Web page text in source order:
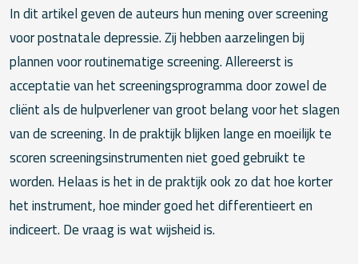
In dit artikel geven de auteurs hun mening over screening
voor postnatale depressie. Zij hebben aarzelingen bij
plannen voor routinematige screening. Allereerst is
acceptatie van het screeningsprogramma door zowel de
cliënt als de hulpverlener van groot belang voor het slagen
van de screening. In de praktijk blijken lange en moeilijk te
scoren screeningsinstrumenten niet goed gebruikt te
worden. Helaas is het in de praktijk ook zo dat hoe korter
het instrument, hoe minder goed het differentieert en
indiceert. De vraag is wat wijsheid is.